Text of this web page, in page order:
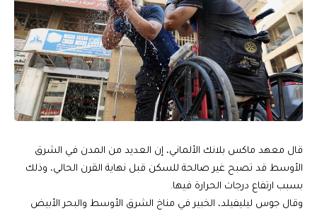
قال معهد ماكس بلانك الألماني، إن العديد من المدن في الشرق
الأوسط قد تصبح غير صالحة للسكن قبل نهاية القرن الحالي، وذلك
بسبب ارتفاع درجات الحرارة فيها.
وقال جوس ليليفيلد، الخبير في مناخ الشرق الأوسط والبحر الأبيض